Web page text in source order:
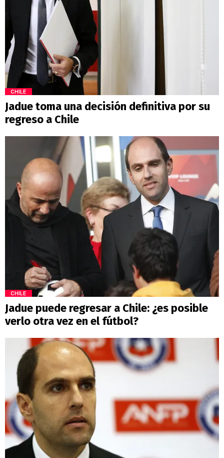
CHILE
Jadue toma una decisión definitiva por su
regreso a Chile
CHILE
Jadue puede regresar a Chile: ¿es posible
verlo otra vez en el fútbol?